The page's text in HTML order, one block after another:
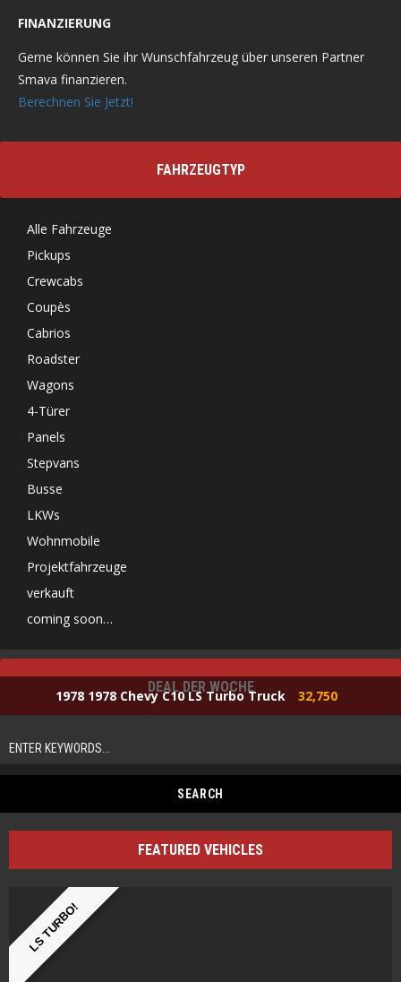
FINANZIERUNG
Gerne können Sie ihr Wunschfahrzeug über unseren Partner
Smava finanzieren.
Berechnen Sie Jetzt!
FAHRZEUGTYP
Alle Fahrzeuge
Pickups
Crewcabs
Coupès
Cabrios
Roadster
Wagons
4-Türer
Panels
Stepvans
Busse
LKWs
Wohnmobile
Projektfahrzeuge
verkauft
coming soon…
DEAL DER WOCHE
1978 1978 Chevy C10 LS Turbo Truck 32,750
FEATURED VEHICLES
LS TURBO!